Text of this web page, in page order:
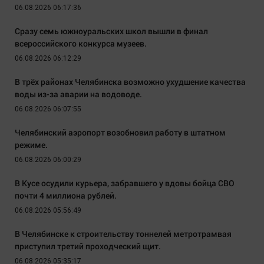
06.08.2026 06:17:36
Сразу семь южноуральских школ вышли в финал
всероссийского конкурса музеев.
06.08.2026 06:12:29
В трёх районах Челябинска возможно ухудшение качества
воды из-за аварии на водоводе.
06.08.2026 06:07:55
Челябинский аэропорт возобновил работу в штатном
режиме.
06.08.2026 06:00:29
В Кусе осудили курьера, забравшего у вдовы бойца СВО
почти 4 миллиона рублей.
06.08.2026 05:56:49
В Челябинске к строительству тоннелей метротрамвая
приступил третий проходческий щит.
06.08.2026 05:35:17